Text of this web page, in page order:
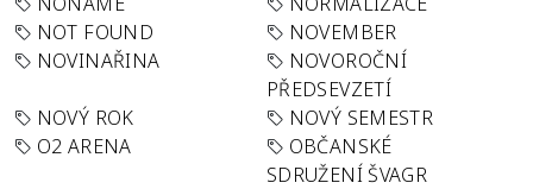
NOT FOUND
NOVEMBER
NOVINAŘINA
NOVOROČNÍ
PŘEDSEVZETÍ
NOVÝ ROK
NOVÝ SEMESTR
O2 ARENA
OBČANSKÉ
SDRUŽENÍ ŠVAGR